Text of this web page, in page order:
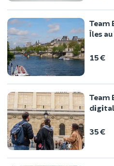
Team
Îles
15 €
Team
35 €